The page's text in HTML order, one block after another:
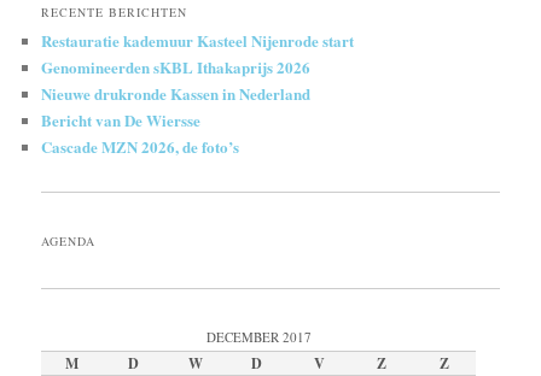
RECENTE BERICHTEN
Restauratie kademuur Kasteel Nijenrode start
Genomineerden sKBL Ithakaprijs 2026
Nieuwe drukronde Kassen in Nederland
Bericht van De Wiersse
Cascade MZN 2026, de foto’s
AGENDA
DECEMBER 2017
M D W D V Z
Z